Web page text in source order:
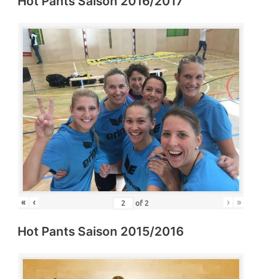
« ‹ of 2 › »
Hot Pants Saison 2015/2016